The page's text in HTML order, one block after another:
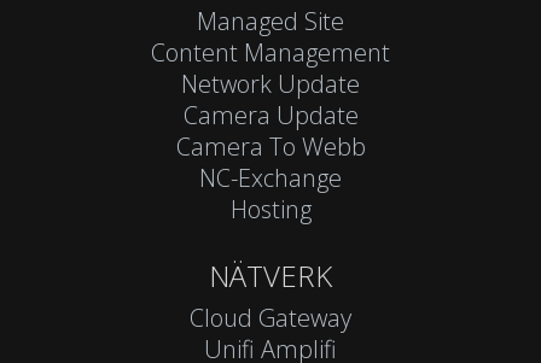
Managed Site
Content Management
Network Update
Camera Update
Camera To Webb
NC-Exchange
Hosting
NÄTVERK
Cloud Gateway
Unifi Amplifi